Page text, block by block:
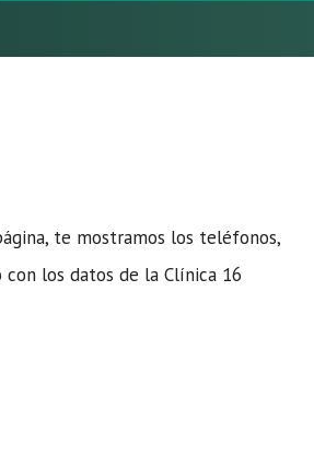
te mostramos los teléfonos,
los datos de la Clínica 16